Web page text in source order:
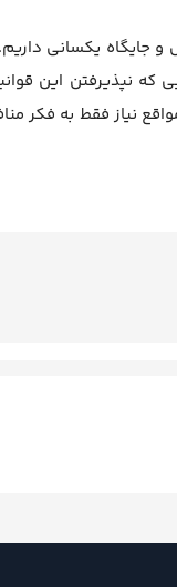
و جایگاه یکسانی
که نپذیرفتن این
نیاز فقط به فکر